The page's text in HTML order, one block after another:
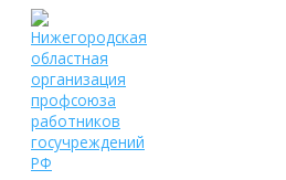
Перейти
содержимому